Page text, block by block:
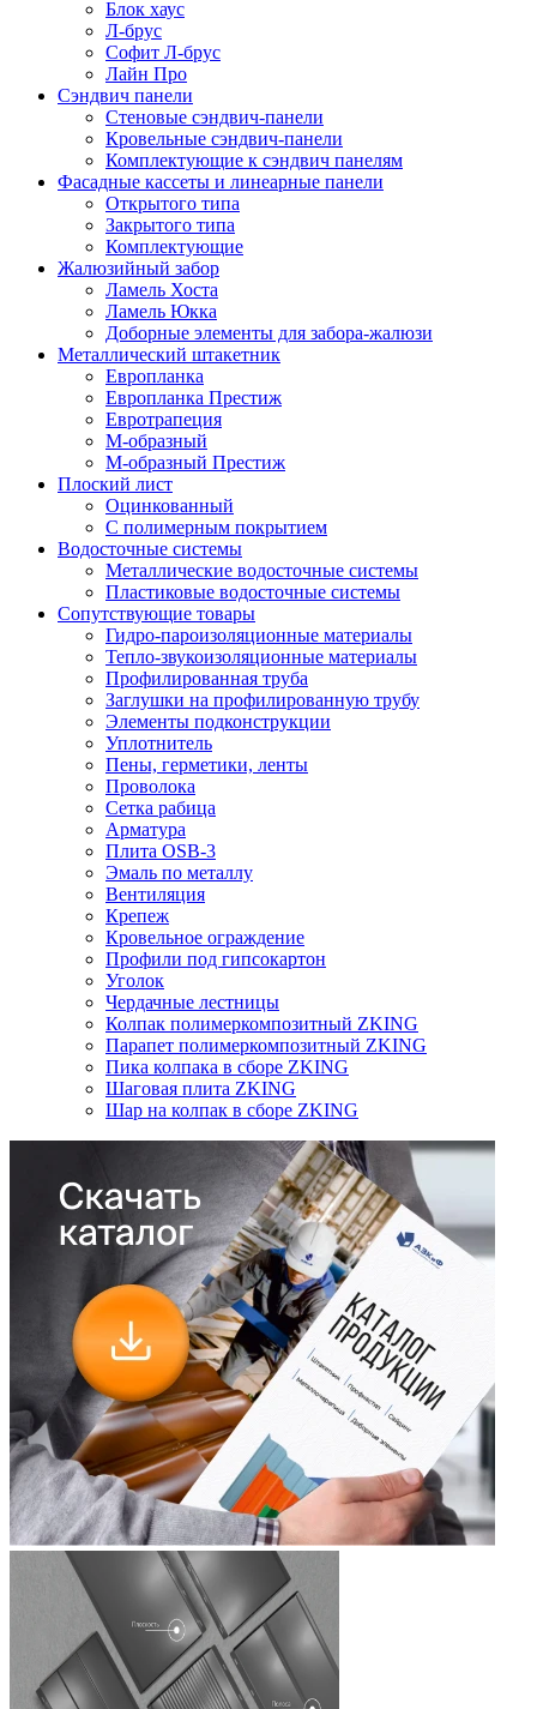
Блок хаус
Л-брус
Софит Л-брус
Лайн Про
Сэндвич панели
Стеновые сэндвич-панели
Кровельные сэндвич-панели
Комплектующие к сэндвич панелям
Фасадные кассеты и линеарные панели
Открытого типа
Закрытого типа
Комплектующие
Жалюзийный забор
Ламель Хоста
Ламель Юкка
Доборные элементы для забора-жалюзи
Металлический штакетник
Европланка
Европланка Престиж
Евротрапеция
М-образный
М-образный Престиж
Плоский лист
Оцинкованный
С полимерным покрытием
Водосточные системы
Металлические водосточные системы
Пластиковые водосточные системы
Сопутствующие товары
Гидро-пароизоляционные материалы
Тепло-звукоизоляционные материалы
Профилированная труба
Заглушки на профилированную трубу
Элементы подконструкции
Уплотнитель
Пены, герметики, ленты
Проволока
Сетка рабица
Арматура
Плита OSB-3
Эмаль по металлу
Вентиляция
Крепеж
Кровельное ограждение
Профили под гипсокартон
Уголок
Чердачные лестницы
Колпак полимеркомпозитный ZKING
Парапет полимеркомпозитный ZKING
Пика колпака в сборе ZKING
Шаговая плита ZKING
Шар на колпак в сборе ZKING